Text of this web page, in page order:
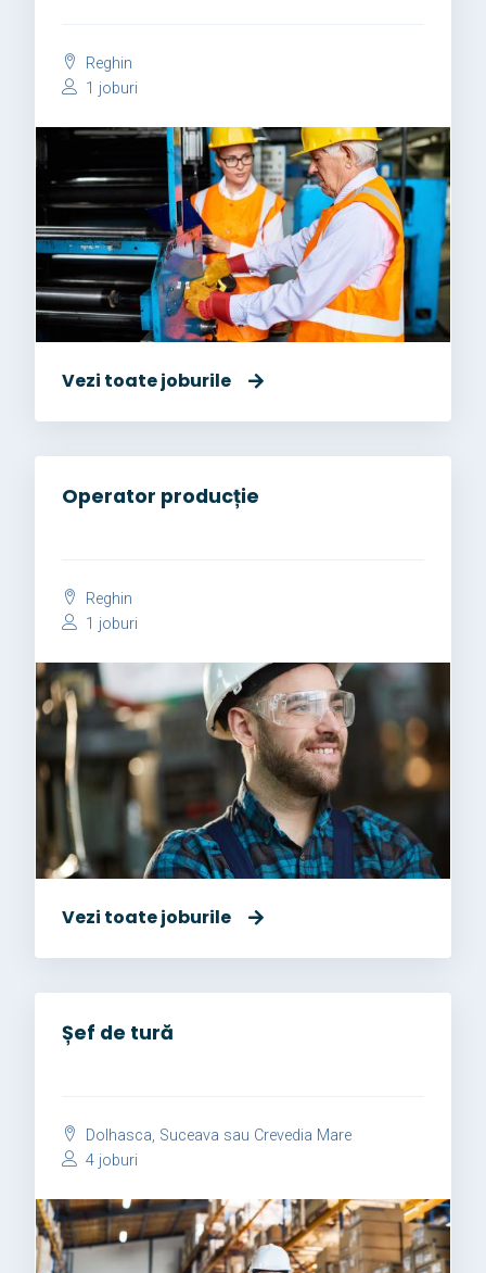
Reghin
1 joburi
Vezi toate joburile
Operator producție
Reghin
1 joburi
Vezi toate joburile
Șef de tură
Dolhasca, Suceava sau Crevedia Mare
4 joburi